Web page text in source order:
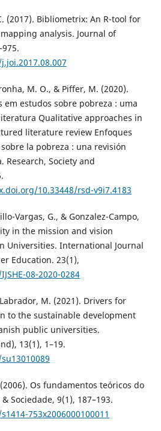
(2017). Bibliometrix: An R-tool for
analysis. Journal of
M. O., & Piffer, M. (2020).
estudos sobre pobreza : uma
Qualitative approaches in
literature review Enfoques
la pobreza : una revisión
Society and
10.33448/rsd-v9i7.4183
Vargas, G., & Gonzalez-Campo,
in the mission and vision
Universities. International Journal
Education. 23(1),
08-2020-0284
M. (2021). Drivers for
to the sustainable development
public universities.
13(1), 1–19.
Os fundamentos teóricos do
Sociedade, 9(1), 187–193.
753x2006000100011